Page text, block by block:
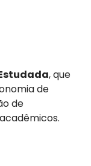
, que
de
de